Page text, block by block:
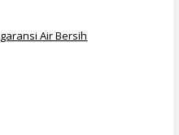
Air Bersih